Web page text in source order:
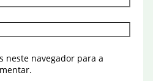
neste navegador para a